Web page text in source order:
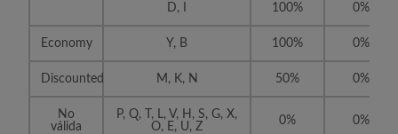
D, I 100% 0%
Economy Y, B 100% 0%
Discounted M, K, N 50% 0%
No
válida
P, Q, T, L, V, H, S, G, X,
O, E, U, Z
0% 0%